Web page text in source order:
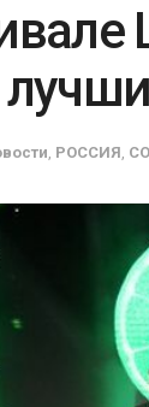
РОССИЯ